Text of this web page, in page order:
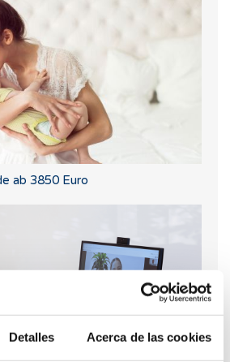
Detalles Acerca de las cookies
ab 3850 Euro